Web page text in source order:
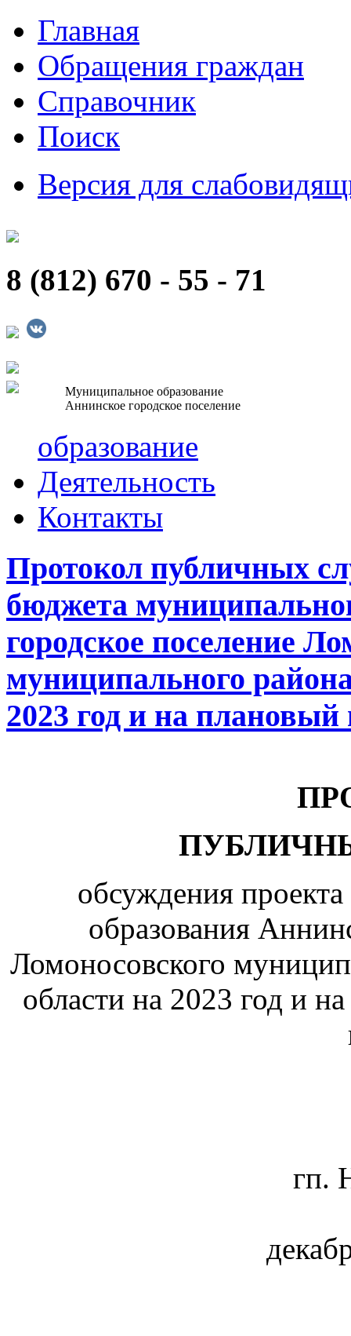
Главная
Обращения граждан
Справочник
Поиск
Версия для
8 (812) 670 - 55 - 71
Муниципальное образование
Аннинское городское поселение
образование
Деятельность
Контакты
Протокол публичных
бюджета
городское поселение
муниципального
2023 год и на плановый
обсуждения
образования
Ломоносовского
области на 2023 год и
гп.